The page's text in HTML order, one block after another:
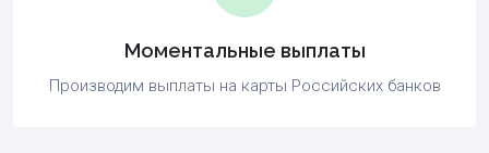
Моментальные выплаты
Производим выплаты на карты Российских банков